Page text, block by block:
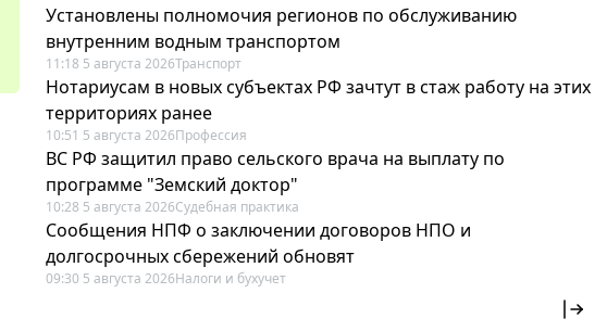
Установлены полномочия регионов по обслуживанию
внутренним водным транспортом
11:18 5 августа 2026Транспорт
Нотариусам в новых субъектах РФ зачтут в стаж работу на этих
территориях ранее
10:51 5 августа 2026Профессия
ВС РФ защитил право сельского врача на выплату по
программе "Земский доктор"
10:28 5 августа 2026Судебная практика
Сообщения НПФ о заключении договоров НПО и
долгосрочных сбережений обновят
09:30 5 августа 2026Налоги и бухучет